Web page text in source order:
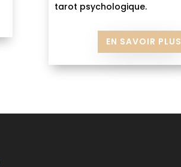
tarot psychologique.
EN SAVOIR PLUS